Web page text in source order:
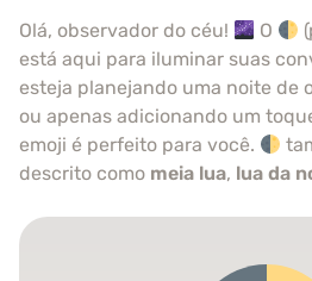
Olá, observador do céu! O
está aqui para iluminar suas
esteja planejando uma noite de
ou apenas adicionando um
emoji é perfeito para você.
descrito como meia lua, lua da